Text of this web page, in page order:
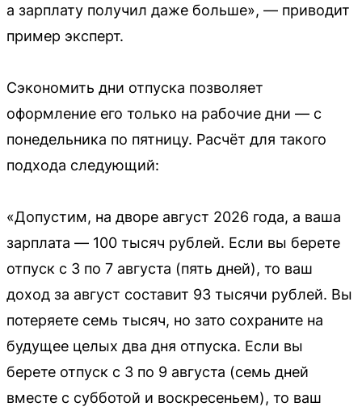
а зарплату получил даже больше», — приводит
пример эксперт.
Сэкономить дни отпуска позволяет
оформление его только на рабочие дни — с
понедельника по пятницу. Расчёт для такого
подхода следующий:
«Допустим, на дворе август 2026 года, а ваша
зарплата — 100 тысяч рублей. Если вы берете
отпуск с 3 по 7 августа (пять дней), то ваш
доход за август составит 93 тысячи рублей. Вы
потеряете семь тысяч, но зато сохраните на
будущее целых два дня отпуска. Если вы
берете отпуск с 3 по 9 августа (семь дней
вместе с субботой и воскресеньем), то ваш